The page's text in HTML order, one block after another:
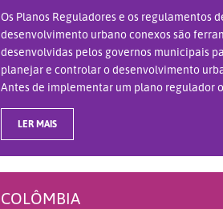
Os Planos Reguladores e os regulamentos
desenvolvimento urbano conexos são
desenvolvidas pelos governos municipais
planejar e controlar o desenvolvimento
Antes de implementar um plano regulador
LER MAIS
COLÔMBIA